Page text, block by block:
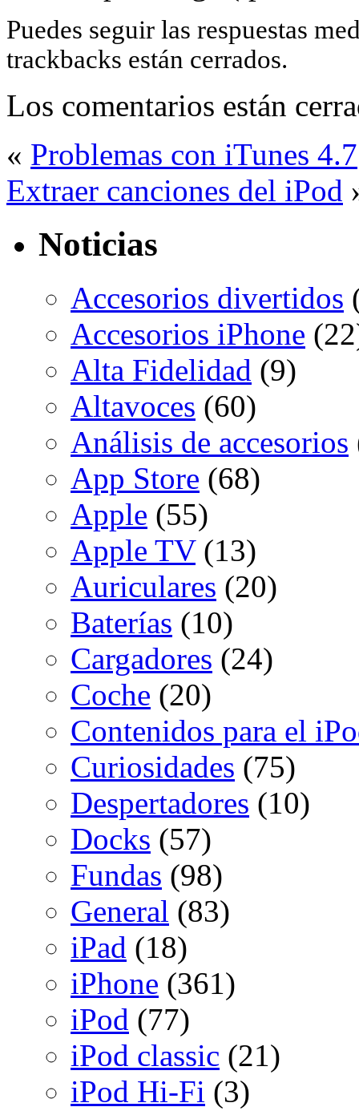
Puedes seguir las respuestas
trackbacks están cerrados.
Los comentarios están
« Problemas con iTunes 4.7
Extraer canciones del iPod
Noticias
Accesorios divertidos
Accesorios iPhone
Alta Fidelidad (9)
Altavoces (60)
Análisis de accesorios
App Store (68)
Apple (55)
Apple TV(13)
Auriculares (20)
Baterías (10)
Cargadores (24)
Coche (20)
Contenidos para el
Curiosidades (75)
Despertadores (10)
Docks (57)
Fundas (98)
General (83)
iPad (18)
iPhone (361)
iPod (77)
iPod classic (21)
iPod Hi-Fi (3)